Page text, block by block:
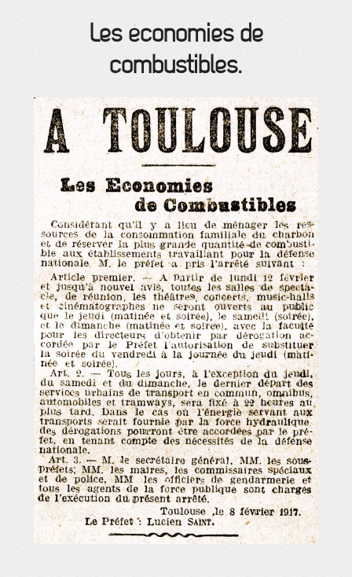
Les économies de
combustibles.